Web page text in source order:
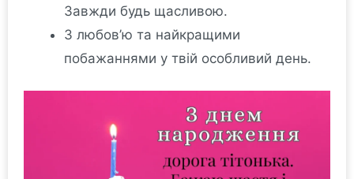
Завжди будь щасливою.
З любов’ю та найкращими
побажаннями у твій особливий день.